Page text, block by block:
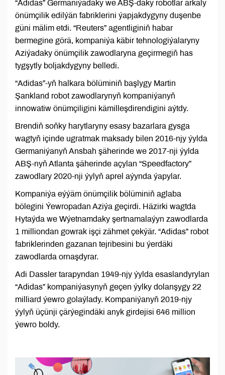
“Adidas” Germaniýadaky we ABŞ-daky robotlar arkaly
önümçilik edilýän fabriklerini ýapjakdygyny duşenbe
güni mälim etdi. “Reuters” agentliginiň habar
bermegine görä, kompaniýa käbir tehnologiýalaryny
Aziýadaky önümçilik zawodlaryna geçirmegiň has
tygşytly boljakdygyny belledi.
“Adidas”-yň halkara bölüminiň başlygy Martin
Şankland robot zawodlarynyň kompaniýanyň
innowatiw önümçiligini kämilleşdirendigini aýtdy.
Brendiň soňky harytlaryny esasy bazarlara gysga
wagtyň içinde ugratmak maksady bilen 2016-njy ýylda
Germaniýanyň Ansbah şäherinde we 2017-nji ýylda
ABŞ-nyň Atlanta şäherinde açylan “Speedfactory”
zawodlary 2020-nji ýylyň aprel aýynda ýapylar.
Kompaniýa eýýäm önümçilik bölüminiň aglaba
bölegini Ýewropadan Aziýa geçirdi. Häzirki wagtda
Hytaýda we Wýetnamdaky şertnamalaýyn zawodlarda
1 milliondan gowrak işçi zähmet çekýär. “Adidas” robot
fabriklerinden gazanan tejribesini bu ýerdäki
zawodlarda ornaşdyrar.
Adi Dassler tarapyndan 1949-njy ýylda esaslandyrylan
“Adidas” kompaniýasynyň geçen ýylky dolanşygy 22
milliard ýewro golaýlady. Kompaniýanyň 2019-njy
ýylyň üçünji çärýegindäki anyk girdejisi 646 million
ýewro boldy.